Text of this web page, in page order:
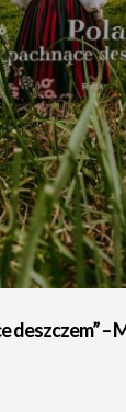
deszczem” –